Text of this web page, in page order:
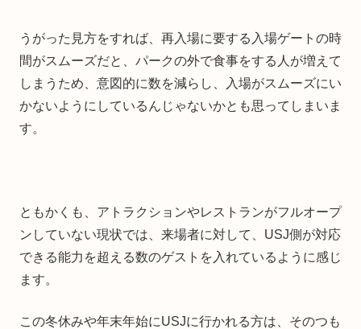
うがった見方をすれば、再入場に要する入場ゲートの時
間がスムーズだと、パークの外で食事をする人が増えて
しまうため、意図的に数を減らし、入場がスムーズにい
かないようにしているんじゃないかとも思ってしまいま
す。
ともかくも、アトラクションやレストランがフルオープ
ンしていない現状では、来場者に対して、USJ側が対応
できる能力を超える数のゲストを入れているように感じ
ます。
この冬休みや年末年始にUSJに行かれる方は、そのつも